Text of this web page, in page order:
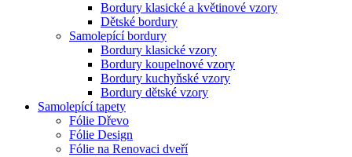
Bordury klasické a květinové vzory
Dětské bordury
Samolepící bordury
Bordury klasické vzory
Bordury koupelnové vzory
Bordury kuchyňské vzory
Bordury dětské vzory
Samolepící tapety
Fólie Dřevo
Fólie Design
Fólie na Renovaci dveří